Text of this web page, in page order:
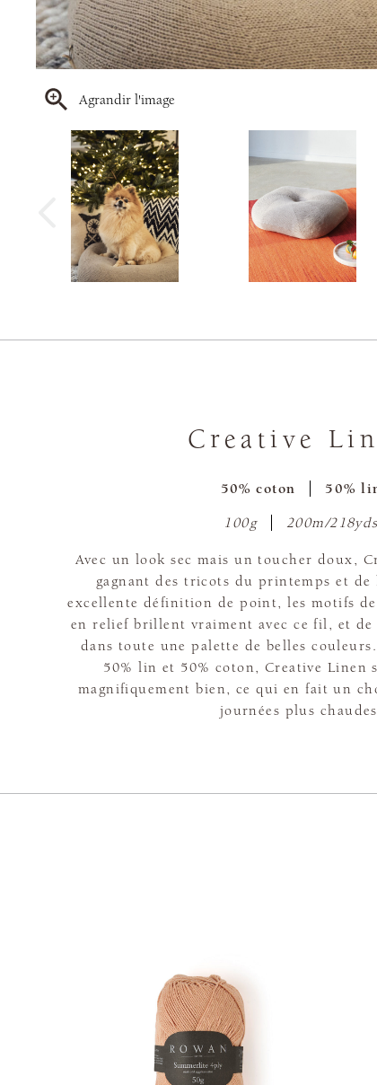
Agrandir l'image
Creative
50% coton 50%
100g 200m/218yds
Avec un look sec mais un toucher doux,
gagnant des tricots du printemps et
excellente définition de point, les motifs
en relief brillent vraiment avec ce fil, et
dans toute une palette de belles
50% lin et 50% coton, Creative Linen
magnifiquement bien, ce qui en fait un
journées plus